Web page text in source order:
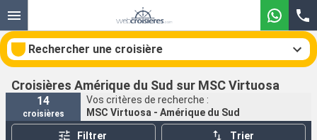
Rechercher une croisière
Nos destinations
Croisières Amérique du Sud sur MSC Virtuosa
14
croisières
Vos critères de recherche :
MSC Virtuosa - Amérique du Sud
Filtrer Trier